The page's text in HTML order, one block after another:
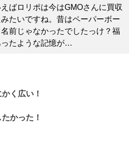
ばロリポは今はGMOさんに買収
たいですね。昔はペーパーボー
前じゃなかったでしたっけ？福
ったような記憶が…
く広い！
かった！